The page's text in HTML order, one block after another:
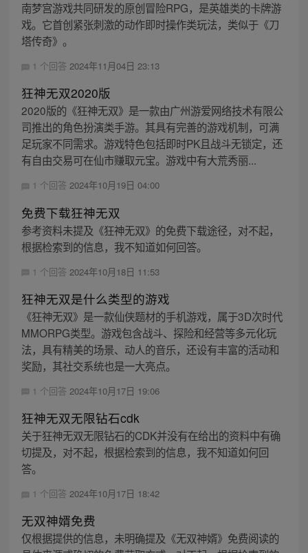
南梦宫游戏共同研发的原创冒险RPG，是英雄类的卡牌游
戏。它首创紧张刺激的动作即时操作类玩法，类似于《刀
塔传奇》。
1 个回答 2024年11月04日 23:13
狂神无双2020版
2020版的《狂神无双》是一款由广州游爱网络技术有限公
司推出的角色扮演类手游。其具有完善的游戏机制，可满
足玩家不同需求。游戏特色包括即时PK且战斗无锁定，还
有自由交易可在仙市赚取元宝。游戏中有大荒秀丽...
1 个回答 2024年10月19日 04:00
免费下载狂神无双
参考资料未提及《狂神无双》的免费下载途径，对不起，
根据检索到的信息，我不知道如何回答。
1 个回答 2024年10月18日 11:53
狂神无双是什么类型的游戏
《狂神无双》是一款仙侠题材的手机游戏，属于3D次时代
MMORPG类型。游戏包含战斗、探险和经营等多元化玩
法，具有精美的场景、动人的音乐，还设有丰富的活动和
奖励，其社交系统也是一大亮点。
1 个回答 2024年10月17日 19:06
狂神无双无限钻石cdk
关于狂神无双无限钻石的CDK并没有在给出的资料中有确
切提及，对不起，根据检索到的信息，我不知道如何回
答。
1 个回答 2024年10月17日 18:42
无双神婿免费
仅根据提供的信息，未明确提及《无双神婿》免费阅读的